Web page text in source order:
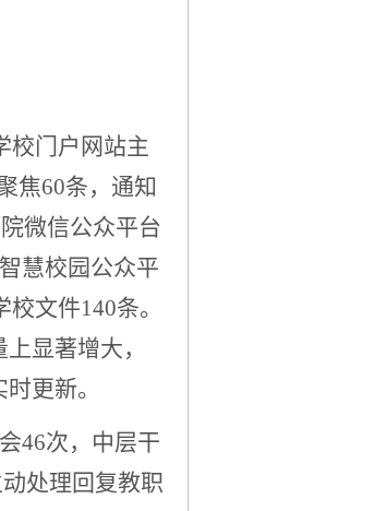
校门户网站主
焦60条，通知
微信公众平台
慧校园公众平
文件140条。
显著增大，
更新。
46次，中层干
动处理回复教职